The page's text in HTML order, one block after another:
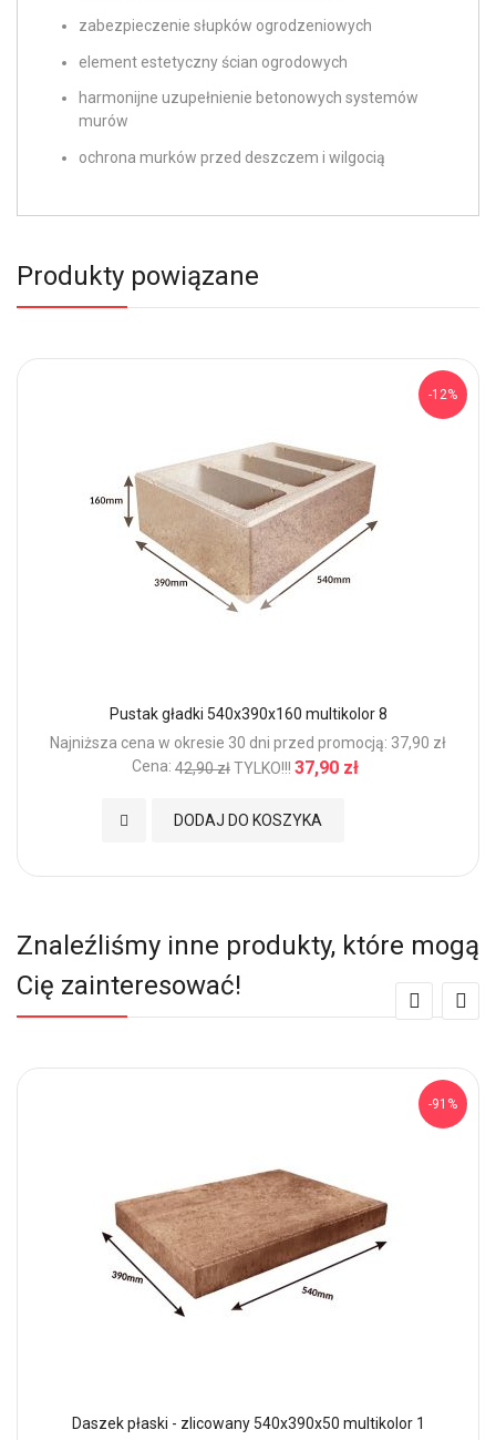
zabezpieczenie słupków ogrodzeniowych
element estetyczny ścian ogrodowych
harmonijne uzupełnienie betonowych systemów
murów
ochrona murków przed deszczem i wilgocią
Produkty powiązane
-12%
Pustak gładki 540x390x160 multikolor 8
Najniższa cena w okresie 30 dni przed promocją: 37,90 zł
Cena: 42,90 złTYLKO!!! 37,90 zł
DODAJ DO KOSZYKA
Dodaj do Ulubionych
Znaleźliśmy inne produkty, które mogą
Cię zainteresować!
-91%
Daszek płaski - zlicowany 540x390x50 multikolor 1